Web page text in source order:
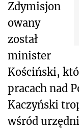
Zdymisjon
owany
został
minister
Kościński,
pracach nad
Kaczyński
wśród